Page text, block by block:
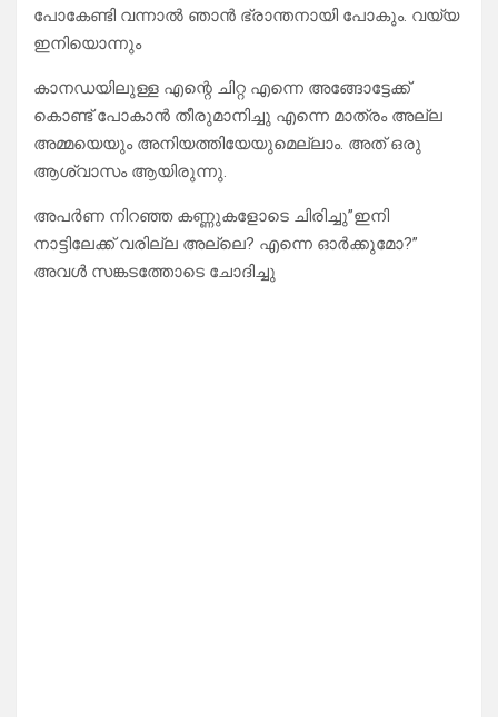
പോകേണ്ടി വന്നാൽ ഞാൻ ഭ്രാന്തനായി പോകും. വയ്യ
ഇനിയൊന്നും
കാനഡയിലുള്ള എന്റെ ചിറ്റ എന്നെ അങ്ങോട്ടേക്ക്
കൊണ്ട് പോകാൻ തീരുമാനിച്ചു എന്നെ മാത്രം അല്ല
അമ്മയെയും അനിയത്തിയേയുമെല്ലാം. അത് ഒരു
ആശ്വാസം ആയിരുന്നു.
അപർണ നിറഞ്ഞ കണ്ണുകളോടെ ചിരിച്ചു”ഇനി
നാട്ടിലേക്ക് വരില്ല അല്ലെ? എന്നെ ഓർക്കുമോ?”
അവൾ സങ്കടത്തോടെ ചോദിച്ചു